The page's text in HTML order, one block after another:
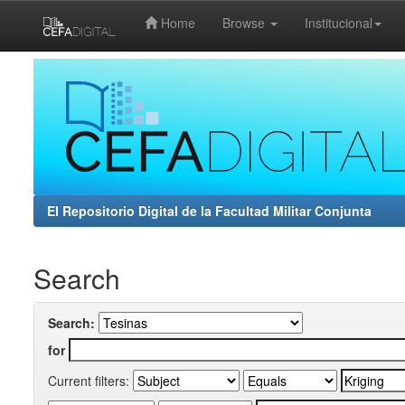
Home Browse Institucional
El Repositorio Digital de la Facultad Militar Conjunta
Search
Search:
for
Current filters: